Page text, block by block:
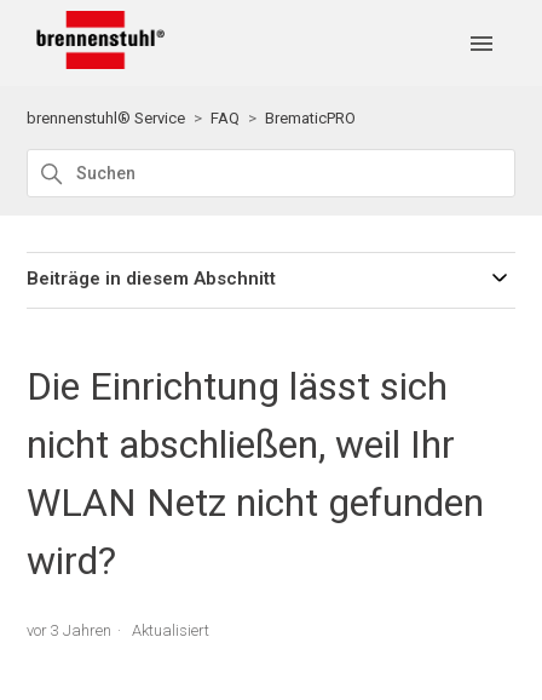
brennenstuhl® Service FAQ BrematicPRO
Beiträge in diesem Abschnitt
Die Einrichtung lässt sich
nicht abschließen, weil Ihr
WLAN Netz nicht gefunden
wird?
vor 3 Jahren Aktualisiert